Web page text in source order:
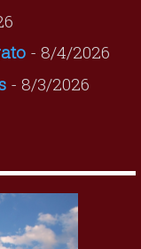
- 8/4/2026
- 8/3/2026